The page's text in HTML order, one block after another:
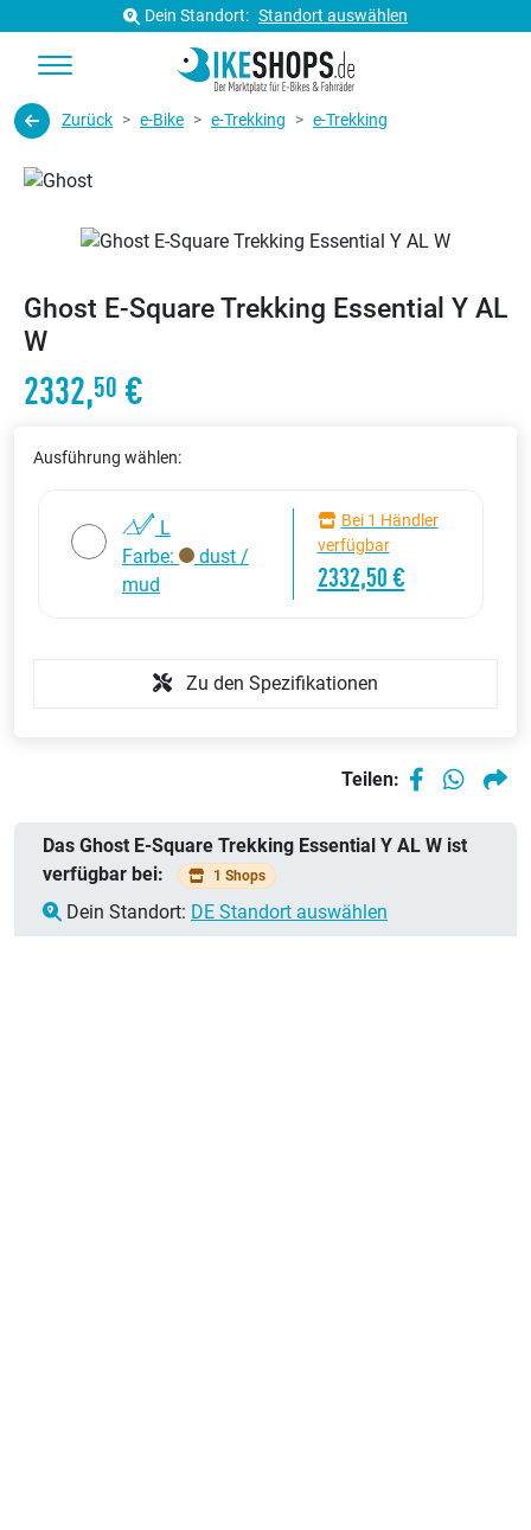
Dein Standort: Standort auswählen
Zurück e-Bike e-Trekking e-Trekking
Ghost E-Square Trekking Essential Y AL
W
2332,50 €
Ausführung wählen:
L
Farbe:
dust /
mud
Bei 1 Händler
verfügbar
2332,50 €
Zu den Spezifikationen
Teilen:
Das Ghost E-Square Trekking Essential Y AL W ist
verfügbar bei:
1 Shops
Dein Standort: DE Standort auswählen